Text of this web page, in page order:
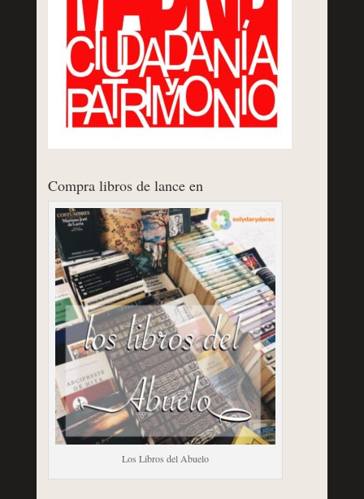
Compra libros de lance en
Los Libros del Abuelo